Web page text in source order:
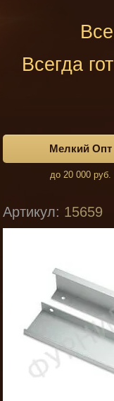
Всегда
Мелкий Опт
до 20 000 руб.
Артикул: 15659